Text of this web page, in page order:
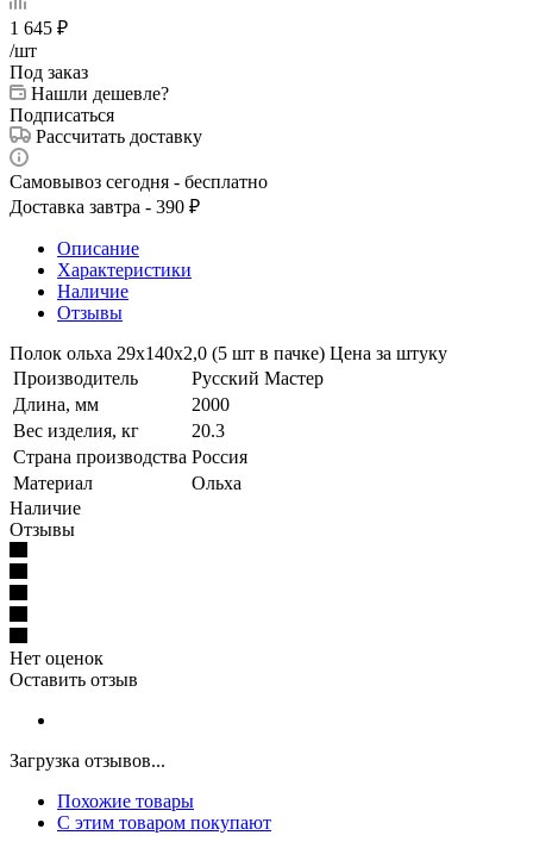
1 645 ₽
/шт
Под заказ
Нашли дешевле?
Подписаться
Рассчитать доставку
Самовывоз сегодня - бесплатно
Доставка завтра - 390 ₽
Описание
Характеристики
Наличие
Отзывы
Полок ольха 29х140х2,0 (5 шт в пачке) Цена за штуку
Производитель
Русский Мастер
Длина, мм
2000
Вес изделия, кг
20.3
Страна производства Россия
Материал
Ольха
Наличие
Отзывы
Нет оценок
Оставить отзыв
Загрузка отзывов...
Похожие товары
С этим товаром покупают